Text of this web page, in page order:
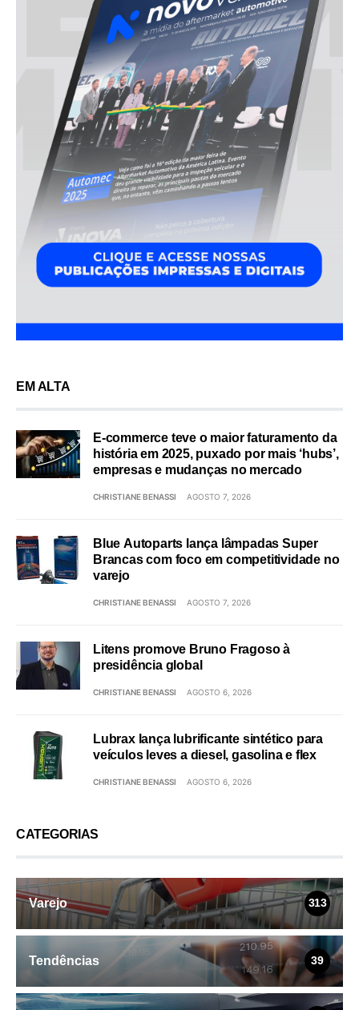
EM ALTA
E-commerce teve o maior faturamento da
história em 2025, puxado por mais ‘hubs’,
empresas e mudanças no mercado
CHRISTIANE BENASSI AGOSTO 7, 2026
Blue Autoparts lança lâmpadas Super
Brancas com foco em competitividade no
varejo
CHRISTIANE BENASSI AGOSTO 7, 2026
Litens promove Bruno Fragoso à
presidência global
CHRISTIANE BENASSI AGOSTO 6, 2026
Lubrax lança lubrificante sintético para
veículos leves a diesel, gasolina e flex
CHRISTIANE BENASSI AGOSTO 6, 2026
CATEGORIAS
Varejo 313
Tendências 39